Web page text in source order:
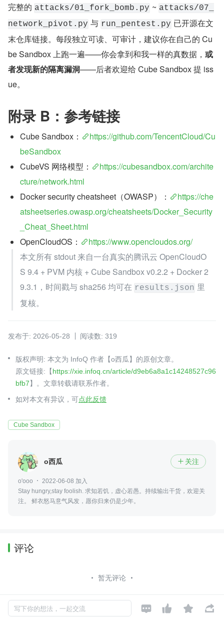
完整的 attacks/01_fork_bomb.py ~ attacks/07_
network_pivot.py 与 run_pentest.py 已开源在文
末仓库链接。每段独立可读、可审计，建议你在自己的 Cu
be Sandbox 上跑一遍——你会拿到和我一样的真数据， 或
者发现新的隔离漏洞——后者欢迎给 Cube Sandbox 提 iss
ue。
附录 B：参考链接
Cube Sandbox：
https://github.com/TencentCloud/Cu
beSandbox
CubeVS 网络模型：
https://cubesandbox.com/archite
cture/network.html
Docker security cheatsheet（OWASP）：
https://che
atsheetseries.owasp.org/cheatsheets/Docker_Security
_Cheat_Sheet.html
OpenCloudOS：
https://www.opencloudos.org/
本文所有 stdout 来自一台真实的腾讯云 OpenCloudO
S 9.4 + PVM 内核 + Cube Sandbox v0.2.2 + Docker 2
9.3.1，时间戳与 sha256 均可在 results.json 里
复核。
发布于: 2026-05-28 阅读数: 319
版权声明: 本文为 InfoQ 作者【o西瓜】的原创文章。
原文链接:【https://xie.infoq.cn/article/d9eb6a8a1c14248527c96
bfb7】。文章转载请联系作者。
如对本文有异议，可点此反馈
Cube Sandbox
o西瓜  关注
o'ooo
2022-06-08 加入
Stay hungry,stay foolish. 求知若饥，虚心若愚。持续输出干货，欢迎关
注。 鲜衣怒马意气风发，愿你归来仍是少年。
评论
暂无评论
写下你的想法，一起交流    
Copyright © 2026, Geekbang Technology Ltd. All rights reserved. 极客邦控